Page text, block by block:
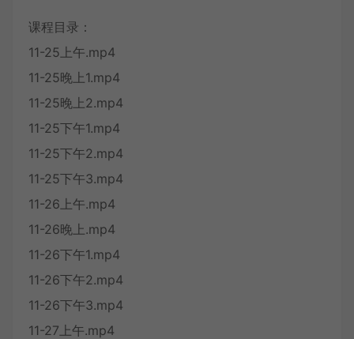
课程目录：
11-25上午.mp4
11-25晚上1.mp4
11-25晚上2.mp4
11-25下午1.mp4
11-25下午2.mp4
11-25下午3.mp4
11-26上午.mp4
11-26晚上.mp4
11-26下午1.mp4
11-26下午2.mp4
11-26下午3.mp4
11-27上午.mp4